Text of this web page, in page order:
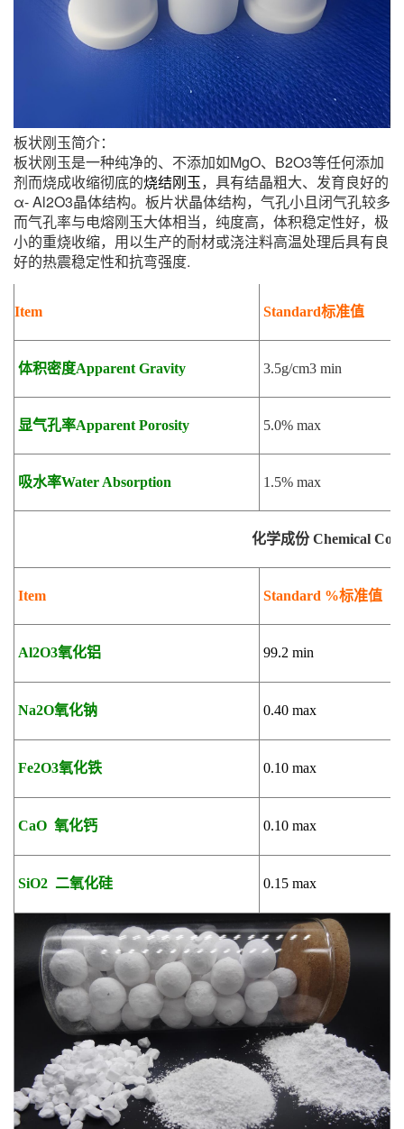
板状刚玉简介：
板状刚玉是一种纯净的、不添加如MgO、 B2O3等任何添加
剂而烧成收缩彻底的烧结刚玉，具有结晶粗大、发育良好的
α- Al2O3晶体结构。板片状晶体结构，气孔小且闭气孔较多
而气孔率与电熔刚玉大体相当，纯度高，体积稳定性好，极
小的重烧收缩，用以生产的耐材或浇注料高温处理后具有良
好的热震稳定性和抗弯强度.
Item Standard标准值
体积密度Apparent Gravity 3.5g/cm3 min
显气孔率Apparent Porosity 5.0% max
吸水率Water Absorption 1.5% max
化学成份 Chemical
Item Standard %标准值
Al2O3氧化铝 99.2 min
Na2O氧化钠 0.40 max
Fe2O3氧化铁 0.10 max
CaO 氧化钙 0.10 max
SiO2 二氧化硅 0.15 max